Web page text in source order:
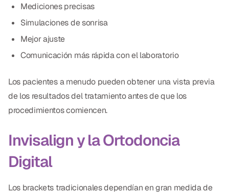
Mediciones precisas
Simulaciones de sonrisa
Mejor ajuste
Comunicación más rápida con el laboratorio
Los pacientes a menudo pueden obtener una vista previa
de los resultados del tratamiento antes de que los
procedimientos comiencen.
Invisalign y la Ortodoncia
Digital
Los brackets tradicionales dependían en gran medida de